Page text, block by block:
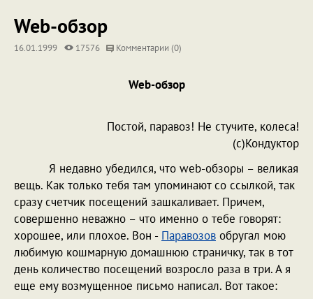
Web-обзор
16.01.1999 17576 Комментарии (0)
Web-обзор
Постой, паравоз! Не стучите, колеса!
(с)Кондуктор
Я недавно убедился, что web-обзоры – великая
вещь. Как только тебя там упоминают со ссылкой, так
сразу счетчик посещений зашкаливает. Причем,
совершенно неважно – что именно о тебе говорят:
хорошее, или плохое. Вон - Паравозов обругал мою
любимую кошмарную домашнюю страничку, так в тот
день количество посещений возросло раза в три. А я
еще ему возмущенное письмо написал. Вот такое: